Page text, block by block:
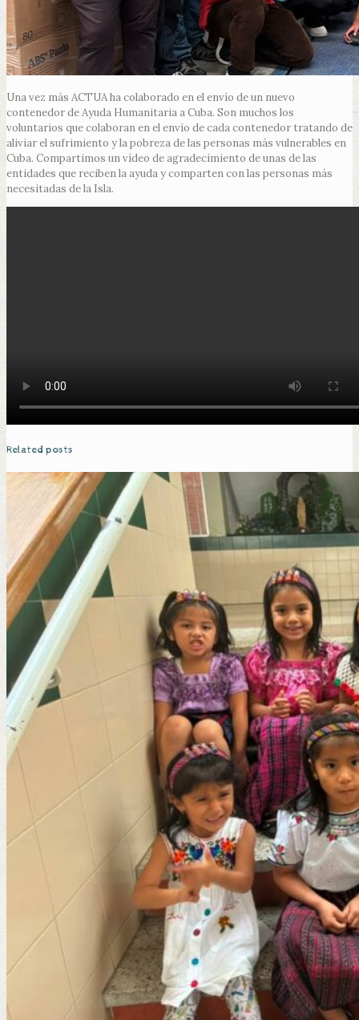
Una vez más ACTUA ha colaborado en el envío de un nuevo
contenedor de Ayuda Humanitaria a Cuba. Son muchos los
voluntarios que colaboran en el envío de cada contenedor tratando de
aliviar el sufrimiento y la pobreza de las personas más vulnerables en
Cuba. Compartimos un vídeo de agradecimiento de unas de las
entidades que reciben la ayuda y comparten con las personas más
necesitadas de la Isla.
Related posts